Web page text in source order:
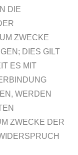
DIE
ZWECKE
DIES GILT
ES MIT
WERDEN
ZWECKE DER